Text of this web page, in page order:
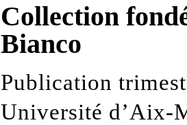
Collection
Bianco
Publication
Université d’Aix-